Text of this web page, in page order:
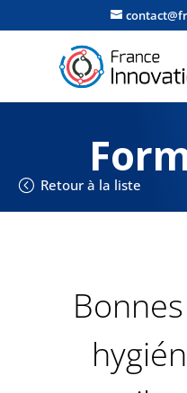
Retour à la liste